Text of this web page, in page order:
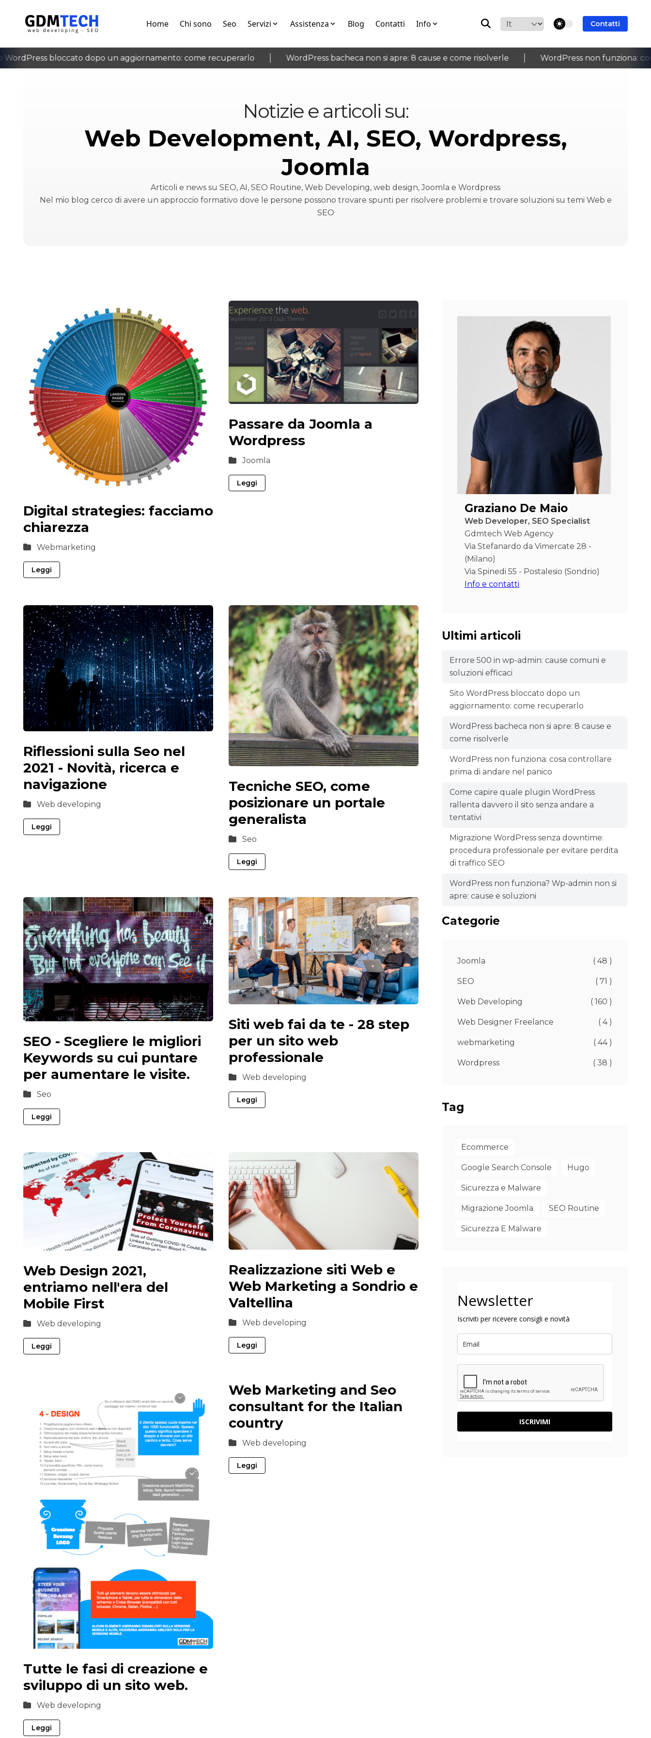
Home Chi sono Seo Servizi Assistenza Blog Contatti Info theme switcher Contatti
bloccato dopo un aggiornamento: come recuperarlo WordPress bacheca non si apre: 8 cause e come risolverle WordPress non funziona: cosa
‹ ›
Notizie e articoli su:
Web Development, AI, SEO, Wordpress,
Joomla
Articoli e news su SEO, AI, SEO Routine, Web Developing, web design, Joomla e Wordpress
Nel mio blog cerco di avere un approccio formativo dove le persone possono trovare spunti per risolvere problemi e trovare soluzioni su temi Web e
SEO
Digital strategies: facciamo
chiarezza
Webmarketing
Leggi
Passare da Joomla a
Wordpress
Joomla
Leggi
Riflessioni sulla Seo nel
2021 - Novità, ricerca e
navigazione
Web developing
Leggi
Tecniche SEO, come
posizionare un portale
generalista
Seo
Leggi
SEO - Scegliere le migliori
Keywords su cui puntare
per aumentare le visite.
Seo
Leggi
Siti web fai da te - 28 step
per un sito web
professionale
Web developing
Leggi
Web Design 2021,
entriamo nell'era del
Mobile First
Web developing
Leggi
Realizzazione siti Web e
Web Marketing a Sondrio e
Valtellina
Web developing
Leggi
Tutte le fasi di creazione e
sviluppo di un sito web.
Web developing
Leggi
Web Marketing and Seo
consultant for the Italian
country
Web developing
Leggi
Graziano De Maio
Web Developer, SEO Specialist
Gdmtech Web Agency
Via Stefanardo da Vimercate 28 -
(Milano)
Via Spinedi 55 - Postalesio (Sondrio)
Info e contatti
Ultimi articoli
Errore 500 in wp-admin: cause comuni e
soluzioni efficaci
Sito WordPress bloccato dopo un
aggiornamento: come recuperarlo
WordPress bacheca non si apre: 8 cause e
come risolverle
WordPress non funziona: cosa controllare
prima di andare nel panico
Come capire quale plugin WordPress
rallenta davvero il sito senza andare a
tentativi
Migrazione WordPress senza downtime:
procedura professionale per evitare perdita
di traffico SEO
WordPress non funziona? Wp-admin non si
apre: cause e soluzioni
Categorie
Joomla ( 48 )
SEO ( 71 )
Web Developing ( 160 )
Web Designer Freelance ( 4 )
webmarketing ( 44 )
Wordpress ( 38 )
Tag
Ecommerce
Google Search Console Hugo
Sicurezza e Malware
Migrazione Joomla SEO Routine
Sicurezza E Malware
Newsletter
Iscriviti per ricevere consigli e novità
ISCRIVIMI